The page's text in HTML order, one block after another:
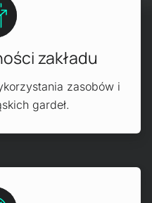
zakładu
zasobów i
gardeł.